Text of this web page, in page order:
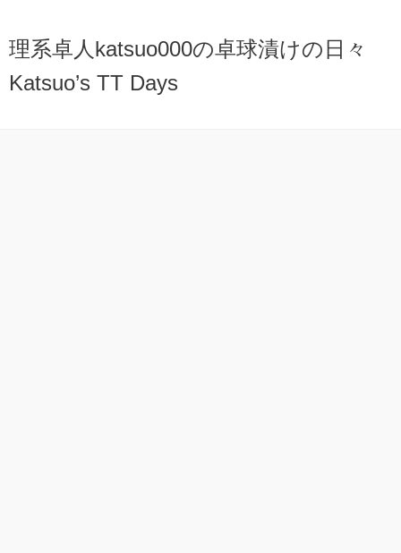
理系卓人katsuo000の卓球漬けの日々
Katsuo’s TT Days